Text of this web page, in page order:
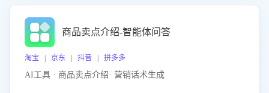
商品卖点介绍-智能体问答
淘宝 | 京东 | 抖音 | 拼多多
AI工具 · 商品卖点介绍· 营销话术生成